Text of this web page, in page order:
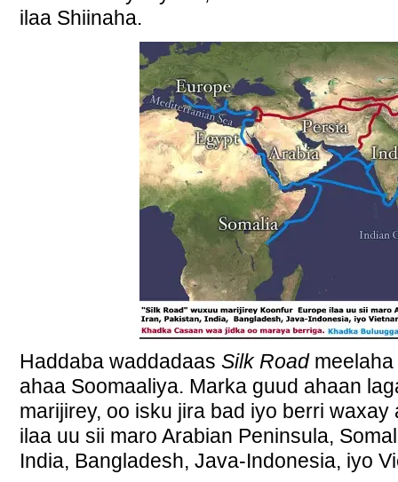
ilaa Shiinaha.
Haddaba waddadaas Silk Roadmeelaha
ahaa Soomaaliya. Marka guud ahaan
marijirey, oo isku jira bad iyo berri
ilaa uu sii maro Arabian Peninsula,
India, Bangladesh, Java-Indonesia, iyo